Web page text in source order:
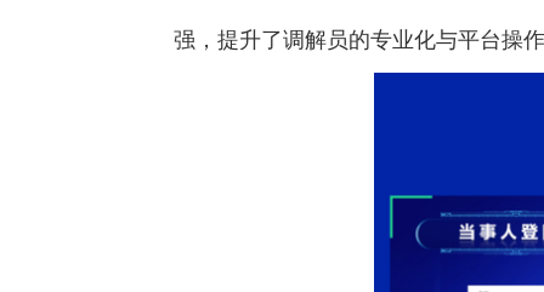
强，提升了调解员的专业化与平台操